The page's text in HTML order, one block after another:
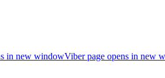
in new windowViber page opens in new